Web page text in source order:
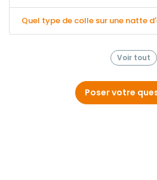
Quel type de colle sur une natte
Voir tout
Poser votre